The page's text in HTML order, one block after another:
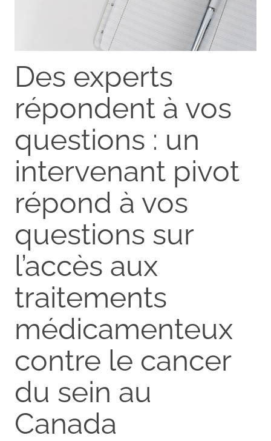
Des experts
répondent à vos
questions : un
intervenant pivot
répond à vos
questions sur
l’accès aux
traitements
médicamenteux
contre le cancer
du sein au
Canada